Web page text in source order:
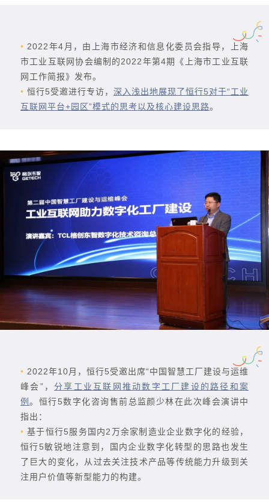
• 2022年4月，由上海市经济和信息化委员会指导，上海
市工业互联网协会编制的2022年第4期《上海市工业互联
网工作简报》发布。
• 恒行5受邀进行专访， 深入浅出地展现了恒行5对于“工业
互联网平台+园区”模式的思考以及核心建设思路。
• 2022年10月，恒行5受邀出席“中国智慧工厂建设与运维
峰会”， 分享工业互联网推动数字工厂建设的路径和案
例。恒行5数字化咨询售前总监颜少林在此次峰会演讲中
指出：
•基于恒行5服务国内2万余家制造业企业数字化的经验，
恒行5敏锐地注意到，国内企业数字化转型的思路也发生
了巨大的变化，从过去关注技术产品等传统能力升级到关
注用户价值等新型能力的构建。